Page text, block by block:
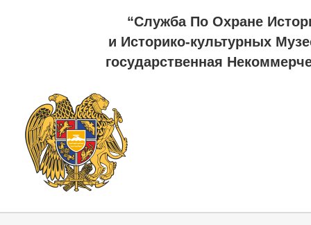
“Служба По Охране
и Историко-культурных
государственная